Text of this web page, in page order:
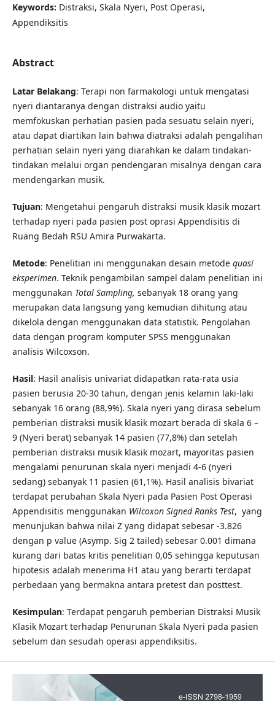
Keywords: Distraksi, Skala Nyeri, Post Operasi,
Appendiksitis
Abstract
Latar Belakang: Terapi non farmakologi untuk mengatasi
nyeri diantaranya dengan distraksi audio yaitu
memfokuskan perhatian pasien pada sesuatu selain nyeri,
atau dapat diartikan lain bahwa diatraksi adalah pengalihan
perhatian selain nyeri yang diarahkan ke dalam tindakan-
tindakan melalui organ pendengaran misalnya dengan cara
mendengarkan musik.
Tujuan: Mengetahui pengaruh distraksi musik klasik mozart
terhadap nyeri pada pasien post oprasi Appendisitis di
Ruang Bedah RSU Amira Purwakarta.
Metode: Penelitian ini menggunakan desain metode quasi
eksperimen. Teknik pengambilan sampel dalam penelitian ini
menggunakan Total Sampling, sebanyak 18 orang yang
merupakan data langsung yang kemudian dihitung atau
dikelola dengan menggunakan data statistik. Pengolahan
data dengan program komputer SPSS menggunakan
analisis Wilcoxson.
Hasil: Hasil analisis univariat didapatkan rata-rata usia
pasien berusia 20-30 tahun, dengan jenis kelamin laki-laki
sebanyak 16 orang (88,9%). Skala nyeri yang dirasa sebelum
pemberian distraksi musik klasik mozart berada di skala 6 –
9 (Nyeri berat) sebanyak 14 pasien (77,8%) dan setelah
pemberian distraksi musik klasik mozart, mayoritas pasien
mengalami penurunan skala nyeri menjadi 4-6 (nyeri
sedang) sebanyak 11 pasien (61,1%). Hasil analisis bivariat
terdapat perubahan Skala Nyeri pada Pasien Post Operasi
Appendisitis menggunakan Wilcoxon Signed Ranks Test, yang
menunjukan bahwa nilai Z yang didapat sebesar -3.826
dengan p value (Asymp. Sig 2 tailed) sebesar 0.001 dimana
kurang dari batas kritis penelitian 0,05 sehingga keputusan
hipotesis adalah menerima H1 atau yang berarti terdapat
perbedaan yang bermakna antara pretest dan posttest.
Kesimpulan: Terdapat pengaruh pemberian Distraksi Musik
Klasik Mozart terhadap Penurunan Skala Nyeri pada pasien
sebelum dan sesudah operasi appendiksitis.